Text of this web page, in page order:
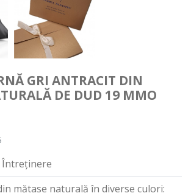
GRI ANTRACIT DIN
DE DUD 19 MMO
Întreținere
mătase naturală în diverse culori: